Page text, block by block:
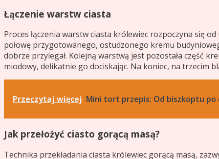
Łączenie warstw ciasta
Proces łączenia warstw ciasta królewiec rozpoczyna się
połowę przygotowanego, ostudzonego kremu
dobrze przylegał. Kolejną warstwą jest pozostała część
miodowy, delikatnie go dociskając. Na koniec, na trzecim
Przeczytaj więcej Mini tort przepis: Od biszkoptu po
Jak przełożyć ciasto gorącą masą?
Technika przekładania ciasta królewiec gorącą masą,